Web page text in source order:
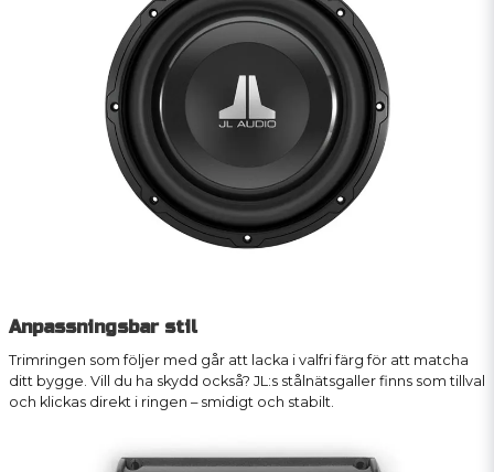
Anpassningsbar stil
Trimringen som följer med går att lacka i valfri färg för att matcha
ditt bygge. Vill du ha skydd också? JL:s stålnätsgaller finns som tillval
och klickas direkt i ringen – smidigt och stabilt.